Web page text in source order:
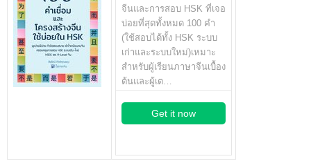
จีนและการสอบ HSK ที่เจอ
บ่อยที่สุดทั้งหมด 100 คำ
(ใช้สอบได้ทั้ง HSK ระบบ
เก่าและระบบใหม่)เหมาะ
สำหรับผู้เรียนภาษาจีนเบื้อง
ต้นและผู้เต…
Get it now